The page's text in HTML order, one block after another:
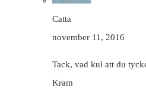
Catta
november 11, 2016
Tack, vad kul att du
Kram